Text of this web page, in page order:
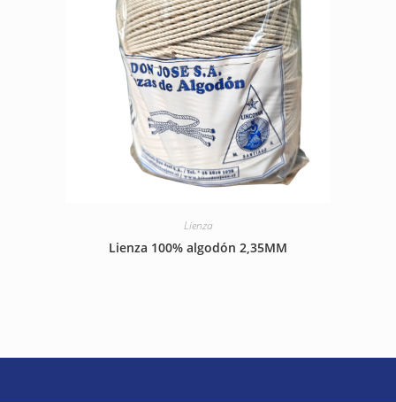
Lienza
Lienza 100% algodón 2,35MM